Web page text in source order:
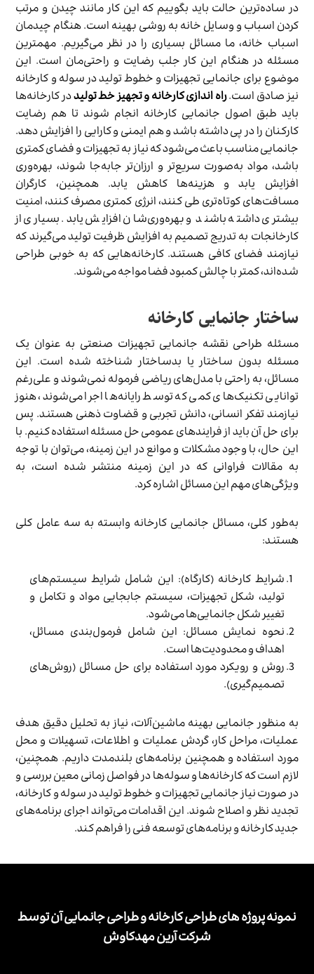
در ساده‌ترین حالت باید بگوییم که این کار مانند چیدن و مرتب
کردن اسباب و وسایل خانه به روشی بهینه است. هنگام چیدمان
اسباب خانه، ما مسائل بسیاری را در نظر می‌گیریم. مهمترین
مسئله در هنگام این کار جلب رضایت و راحتی‌مان است. این
موضوع برای جانمایی تجهیزات و خطوط تولید در سوله و کارخانه
نیز صادق است.راه اندازی کارخانه و تجهیز خط تولیددر کارخانه‌ها
باید طبق اصول جانمایی کارخانه انجام شوند تا هم رضایت
کارکنان را در پی داشته باشد و هم ایمنی و کارایی را افزایش دهد.
جانمایی مناسب باعث می‌شود که نیاز به تجهیزات و فضای کمتری
باشد، مواد به‌صورت سریع‌تر و ارزان‌تر جابه‌جا شوند، بهره‌وری
افزایش یابد و هزینه‌ها کاهش یابد. همچنین، کارگران
مسافت‌های کوتاه‌تری طی کنند، انرژی کمتری مصرف کنند، امنیت
بیشتری داشته باشند و بهره‌وری‌شان افزایش یابد. بسیاری از
کارخانجات به تدریج تصمیم به افزایش ظرفیت تولید می‌گیرند که
نیازمند فضای کافی هستند. کارخانه‌هایی که به خوبی طراحی
شده‌اند، کمتر با چالش کمبود فضا مواجه می‌شوند.
ساختار جانمایی کارخانه
مسئله طراحی نقشه جانمایی تجهیزات صنعتی به عنوان یک
مسئله بدون ساختار یا بدساختار شناخته شده است. این
مسائل، به راحتی با مدل‌های ریاضی فرموله نمی‌شوند و علی‌رغم
توانایی تکنیک‌های کمی که توسط رایانه‌ها اجرا می‌شوند، هنوز
نیازمند تفکر انسانی، دانش تجربی و قضاوت ذهنی هستند. پس
برای حل آن باید از فرایندهای عمومی حل مسئله استفاده کنیم. با
این حال، با وجود مشکلات و موانع در این زمینه، می‌توان با توجه
به مقالات فراوانی که در این زمینه منتشر شده است، به
ویژگی‌های مهم این مسائل اشاره کرد.
به‌طور کلی، مسائل جانمایی کارخانه وابسته به سه عامل کلی
هستند:
شرایط کارخانه (کارگاه): این شامل شرایط سیستم‌های
تولید، شکل تجهیزات، سیستم جابجایی مواد و تکامل و
تغییر شکل جانمایی‌ها می‌شود.
نحوه نمایش مسائل: این شامل فرمول‌بندی مسائل،
اهداف و محدودیت‌ها است.
روش و رویکرد مورد استفاده برای حل مسائل (روش‌های
تصمیم‌گیری).
به منظور جانمایی بهینه ماشین‌آلات، نیاز به تحلیل دقیق هدف
عملیات، مراحل کار، گردش عملیات و اطلاعات، تسهیلات و محل
مورد استفاده و همچنین برنامه‌های بلندمدت داریم. همچنین،
لازم است که کارخانه‌ها و سوله‌ها در فواصل زمانی معین بررسی و
در صورت نیاز جانمایی تجهیزات و خطوط تولید در سوله و کارخانه،
تجدید نظر و اصلاح شوند. این اقدامات می‌تواند اجرای برنامه‌های
جدید کارخانه و برنامه‌های توسعه فنی را فراهم کند.
نمونه پروژه های طراحی کارخانه و طراحی جانمایی آن توسط
شرکت آرین مهدکاوش